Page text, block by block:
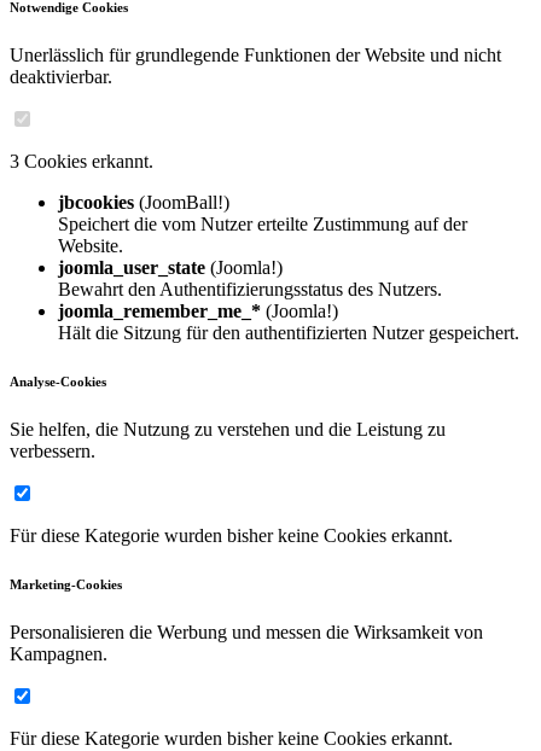
Notwendige Cookies
Unerlässlich für grundlegende Funktionen der Website und nicht
deaktivierbar.
3 Cookies erkannt.
jbcookies (JoomBall!)
Speichert die vom Nutzer erteilte Zustimmung auf der
Website.
joomla_user_state (Joomla!)
Bewahrt den Authentifizierungsstatus des Nutzers.
joomla_remember_me_* (Joomla!)
Hält die Sitzung für den authentifizierten Nutzer gespeichert.
Analyse-Cookies
Sie helfen, die Nutzung zu verstehen und die Leistung zu
verbessern.
Für diese Kategorie wurden bisher keine Cookies erkannt.
Marketing-Cookies
Personalisieren die Werbung und messen die Wirksamkeit von
Kampagnen.
Für diese Kategorie wurden bisher keine Cookies erkannt.